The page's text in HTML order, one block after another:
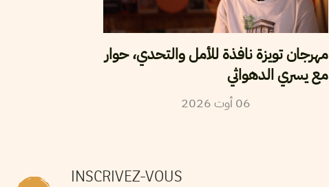
مهرجان تويزة نافذة للأمل والتحدي، حوار
مع يسري الدهواثي
06أوت2026
INSCRIVEZ-VOUS